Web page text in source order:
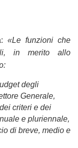
«Le funzioni che
in merito allo
degli
Generale,
criteri e dei
e pluriennale,
di breve, medio e